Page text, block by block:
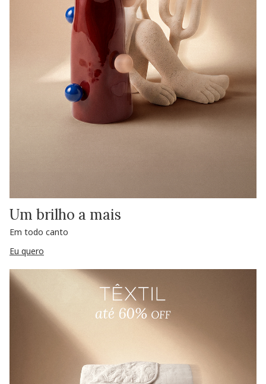
Um brilho a mais
Em todo canto
Eu quero